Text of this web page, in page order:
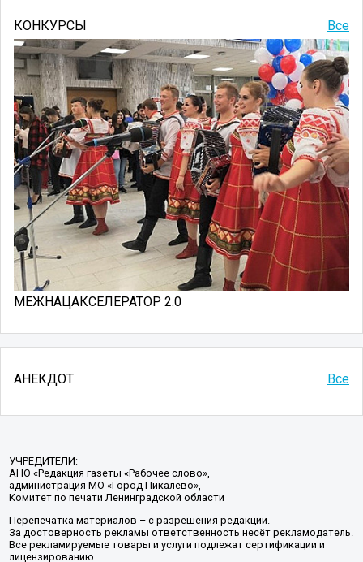
Все
КОНКУРСЫ
МЕЖНАЦАКСЕЛЕРАТОР 2.0
АНЕКДОТ Все
УЧРЕДИТЕЛИ:
АНО «Редакция газеты «Рабочее слово»,
администрация МО «Город Пикалёво»,
Комитет по печати Ленинградской области
Перепечатка материалов – с разрешения редакции.
За достоверность рекламы ответственность несёт рекламодатель.
Все рекламируемые товары и услуги подлежат сертификации и
лицензированию.